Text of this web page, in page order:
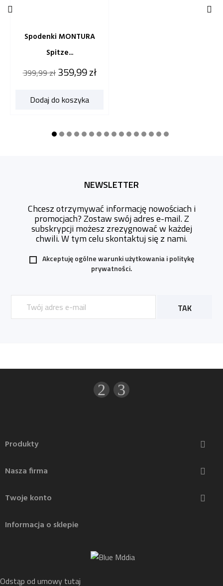
Spodenki MONTURA
Spitze...
Cena
399,99 zł Cena
359,99 zł
Dodaj do koszyka
 
NEWSLETTER
Chcesz otrzymywać informację nowościach i
promocjach? Zostaw swój adres e-mail. Z
subskrypcji możesz zrezygnować w każdej
chwili. W tym celu skontaktuj się z nami.
Akceptuję ogólne warunki użytkowania ipolitykę
prywatności.
Produkty 
Nasza firma 
Twoje konto 
Informacja o sklepie
Odstąp od umowy tutaj